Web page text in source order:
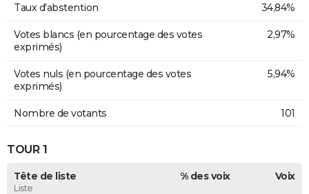
Taux d'abstention 34,84%
Votes blancs (en pourcentage des votes
exprimés)
2,97%
Votes nuls (en pourcentage des votes
exprimés)
5,94%
Nombre de votants 101
TOUR 1
Tête de liste
Liste
% des voix Voix